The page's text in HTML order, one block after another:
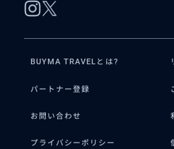
BUYMA TRAVELとは?
パートナー登録
お問い合わせ
プライバシーポリシー